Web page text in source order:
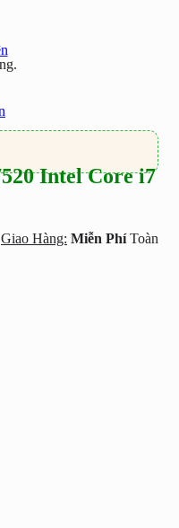
Intel Core i7
Giao Hàng: Miễn PhíToàn